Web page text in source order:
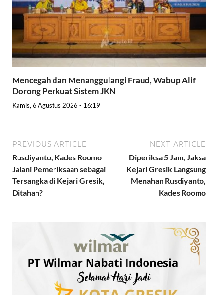
Mencegah dan Menanggulangi Fraud, Wabup Alif
Dorong Perkuat Sistem JKN
Kamis, 6 Agustus 2026 - 16:19
PREVIOUS ARTICLE
Rusdiyanto, Kades Roomo
Jalani Pemeriksaan sebagai
Tersangka di Kejari Gresik,
Ditahan?
NEXT ARTICLE
Diperiksa 5 Jam, Jaksa
Kejari Gresik Langsung
Menahan Rusdiyanto,
Kades Roomo